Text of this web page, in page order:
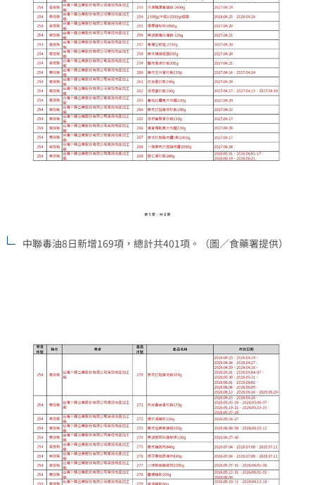
中聯毒油8日新增169項，總計共401項。（圖／食藥署提供）